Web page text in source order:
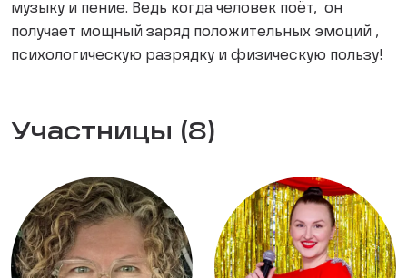
музыку и пение. Ведь когда человек поёт, он
получает мощный заряд положительных эмоций ,
психологическую разрядку и физическую пользу!
Участницы (8)